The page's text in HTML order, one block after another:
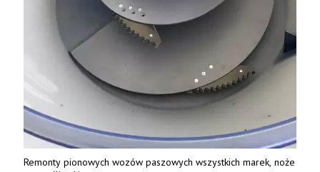
Remonty pionowych wozów paszowych wszystkich marek, noże